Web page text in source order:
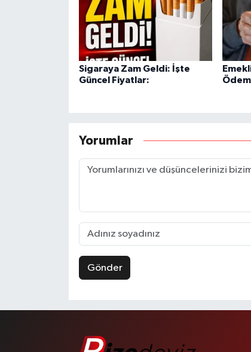
Sigaraya Zam Geldi: İşte
Güncel Fiyatlar:
Yorumlar
Gönder